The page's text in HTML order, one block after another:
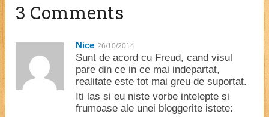
3 Comments
Nice 26/10/2014
Sunt de acord cu Freud, cand visul
pare din ce in ce mai indepartat,
realitate este tot mai greu de suportat.
Iti las si eu niste vorbe intelepte si
frumoase ale unei bloggerite istete: